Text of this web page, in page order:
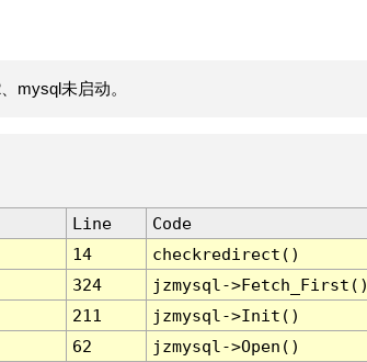
mysql未启动。
Line
Code
14
checkredirect()
324
jzmysql-
211
jzmysql->Init()
62
jzmysql->Open()